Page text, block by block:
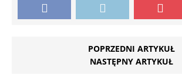
POPRZEDNI ARTYKUŁ
NASTĘPNY ARTYKUŁ